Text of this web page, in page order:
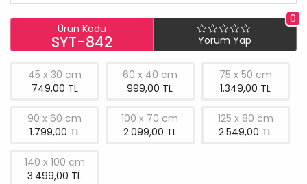
Ürün Kodu
SYT-842
0
Yorum Yap
45 x 30 cm
749,00 TL
60 x 40 cm
999,00 TL
75 x 50 cm
1.349,00 TL
90 x 60 cm
1.799,00 TL
100 x 70 cm
2.099,00 TL
125 x 80 cm
2.549,00 TL
140 x 100 cm
3.499,00 TL